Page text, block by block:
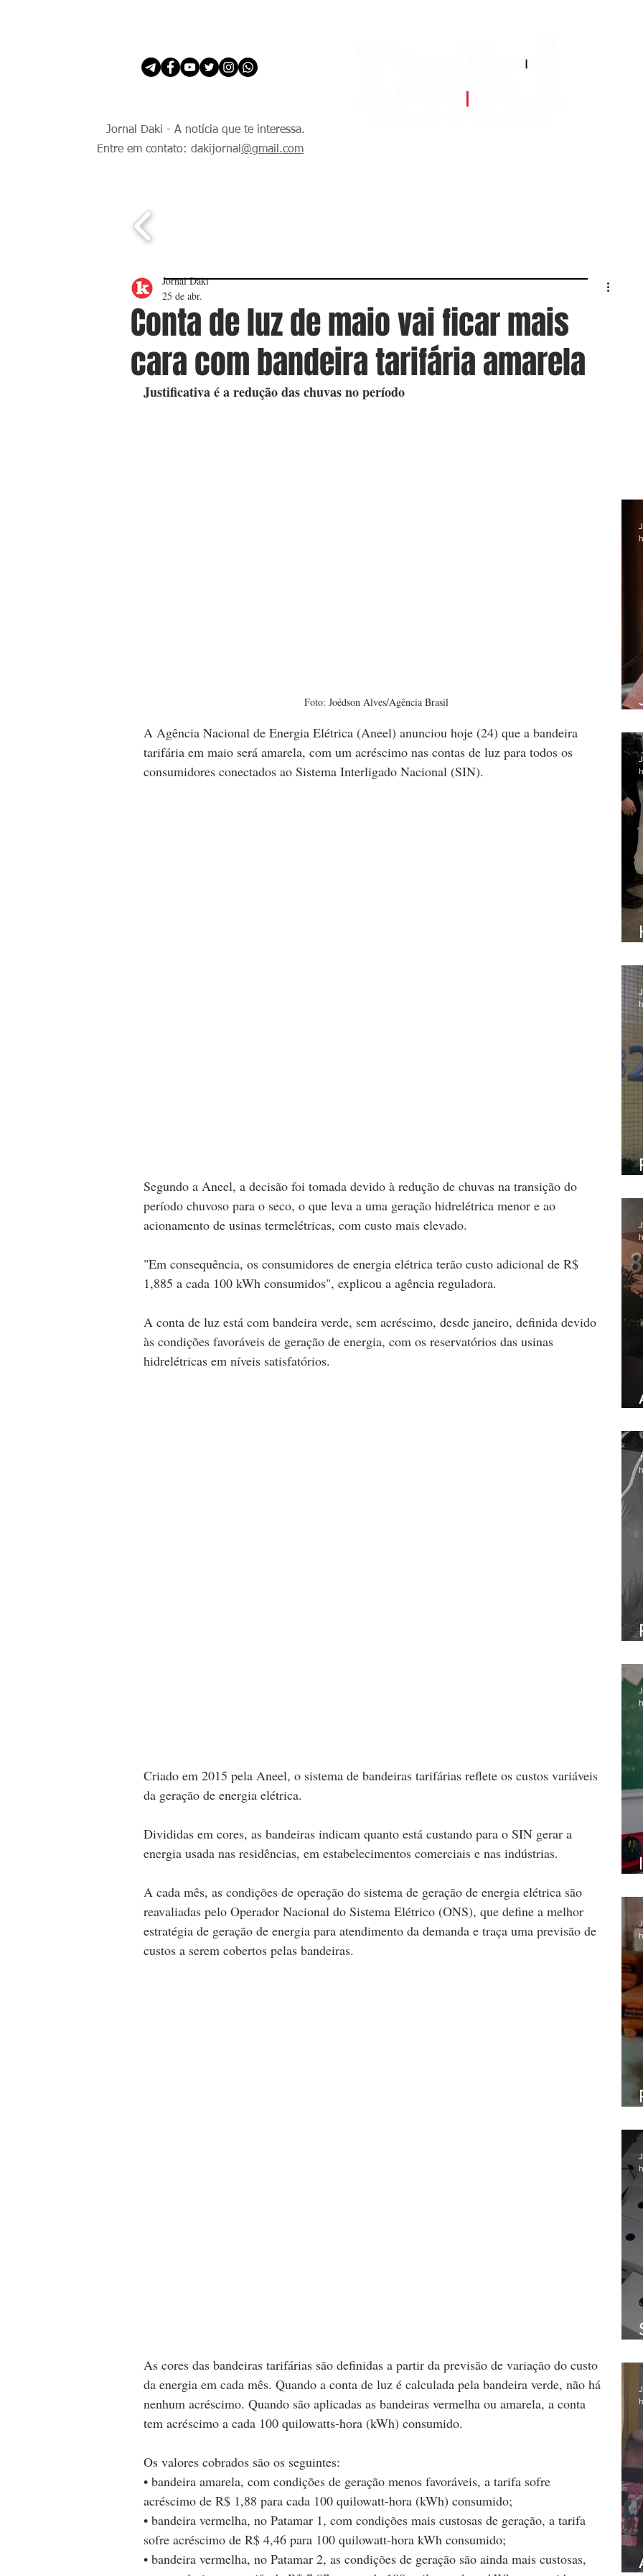
Jornal Daki - A notícia que te interessa.
Entre em contato: dakijornal @gmail.com
Conta de luz de maio vai ficar mais
cara com bandeira tarifária amarela
Jornal Daki
25 de abr.
Justificativa é a redução das chuvas no período
Foto: Joédson Alves/Agência Brasil
A Agência Nacional de Energia Elétrica (Aneel) anunciou hoje (24) que a bandeira
tarifária em maio será amarela, com um acréscimo nas contas de luz para todos os
consumidores conectados ao Sistema Interligado Nacional (SIN).
Segundo a Aneel, a decisão foi tomada devido à redução de chuvas na transição do
período chuvoso para o seco, o que leva a uma geração hidrelétrica menor e ao
acionamento de usinas termelétricas, com custo mais elevado.
"Em consequência, os consumidores de energia elétrica terão custo adicional de R$
1,885 a cada 100 kWh consumidos", explicou a agência reguladora.
A conta de luz está com bandeira verde, sem acréscimo, desde janeiro, definida devido
às condições favoráveis de geração de energia, com os reservatórios das usinas
hidrelétricas em níveis satisfatórios.
Criado em 2015 pela Aneel, o sistema de bandeiras tarifárias reflete os custos variáveis
da geração de energia elétrica.
Divididas em cores, as bandeiras indicam quanto está custando para o SIN gerar a
energia usada nas residências, em estabelecimentos comerciais e nas indústrias.
A cada mês, as condições de operação do sistema de geração de energia elétrica são
reavaliadas pelo Operador Nacional do Sistema Elétrico (ONS), que define a melhor
estratégia de geração de energia para atendimento da demanda e traça uma previsão de
custos a serem cobertos pelas bandeiras.
As cores das bandeiras tarifárias são definidas a partir da previsão de variação do custo
da energia em cada mês. Quando a conta de luz é calculada pela bandeira verde, não há
nenhum acréscimo. Quando são aplicadas as bandeiras vermelha ou amarela, a conta
tem acréscimo a cada 100 quilowatts-hora (kWh) consumido.
Os valores cobrados são os seguintes:
• bandeira amarela, com condições de geração menos favoráveis, a tarifa sofre
acréscimo de R$ 1,88 para cada 100 quilowatt-hora (kWh) consumido;
• bandeira vermelha, no Patamar 1, com condições mais custosas de geração, a tarifa
sofre acréscimo de R$ 4,46 para 100 quilowatt-hora kWh consumido;
• bandeira vermelha, no Patamar 2, as condições de geração são ainda mais custosas,